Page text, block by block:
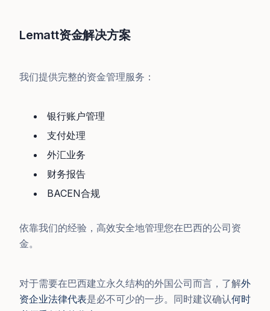
Lematt资金解决方案
我们提供完整的资金管理服务：
银行账户管理
支付处理
外汇业务
财务报告
BACEN合规
依靠我们的经验，高效安全地管理您在巴西的公司资
金。
对于需要在巴西建立永久结构的外国公司而言，了解外
资企业法律代表是必不可少的一步。同时建议确认何时